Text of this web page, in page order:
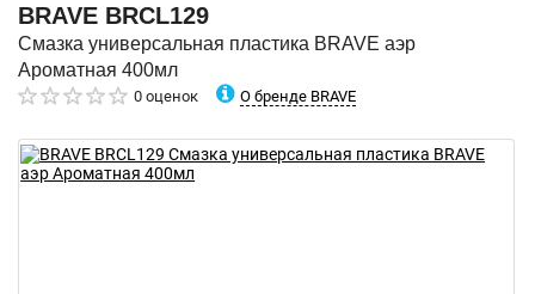
BRAVE BRCL129
Смазка универсальная пластика BRAVE аэр
Ароматная 400мл
0 оценок О бренде BRAVE